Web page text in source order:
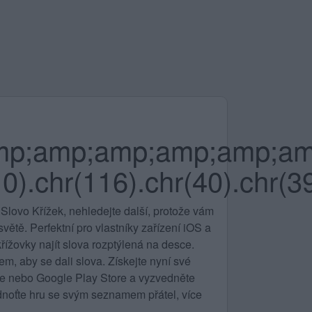
Křížek, nehledejte další, protože vám
Perfektní pro vlastníky zařízení iOS a
najít slova rozptýlená na desce.
aby se dali slova. Získejte nyní své
nebo Google Play Store a vyzvedněte
hru se svým seznamem přátel, více